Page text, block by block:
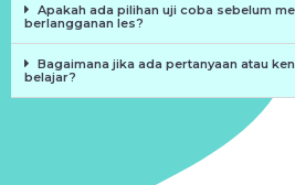
Apakah ada pilihan uji coba sebelum
berlangganan les?
Bagaimana jika ada pertanyaan atau
belajar?